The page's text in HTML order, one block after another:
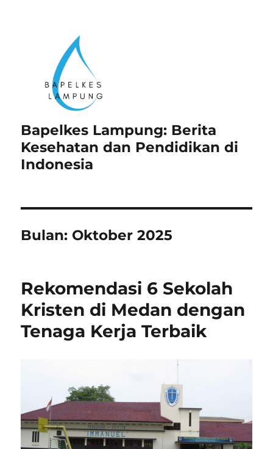
Bapelkes Lampung: Berita
Kesehatan dan Pendidikan di
Indonesia
Bulan: Oktober 2025
Rekomendasi 6 Sekolah
Kristen di Medan dengan
Tenaga Kerja Terbaik